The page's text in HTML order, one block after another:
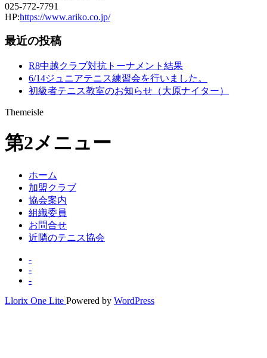
025-772-7791
HP:https://www.ariko.co.jp/
最近の投稿
R8中越クラブ対抗トーナメント結果
6/14ジュニアテニス練習会を行いました。
初級者テニス教室のお知らせ（大原ナイター）
Themeisle
第2メニュー
ホーム
加盟クラブ
協会案内
組織委員
お問合せ
近隣のテニス協会
-
-
-
Llorix One Lite Powered by WordPress